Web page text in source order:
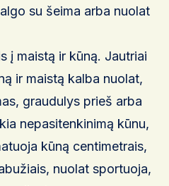
su šeima arba nuolat
į maistą ir kūną. Jautriai
ir maistą kalba nuolat,
graudulys prieš arba
nepasitenkinimą kūnu,
kūną centimetrais,
nuolat sportuoja,